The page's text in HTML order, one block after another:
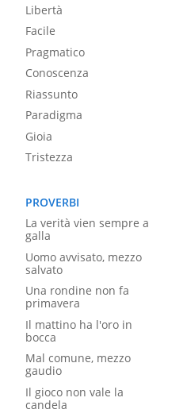
Libertà
Facile
Pragmatico
Conoscenza
Riassunto
Paradigma
Gioia
Tristezza
PROVERBI
La verità vien sempre a
galla
Uomo avvisato, mezzo
salvato
Una rondine non fa
primavera
Il mattino ha l'oro in
bocca
Mal comune, mezzo
gaudio
Il gioco non vale la
candela